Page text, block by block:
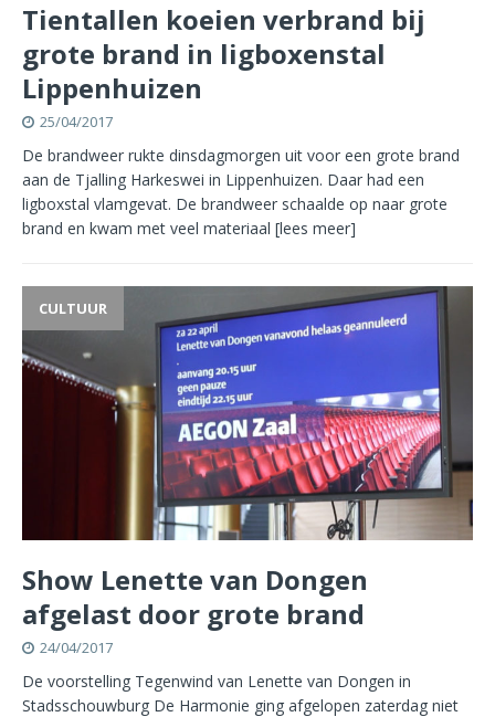
Tientallen koeien verbrand bij
grote brand in ligboxenstal
Lippenhuizen
25/04/2017
De brandweer rukte dinsdagmorgen uit voor een grote brand
aan de Tjalling Harkeswei in Lippenhuizen. Daar had een
ligboxstal vlamgevat. De brandweer schaalde op naar grote
brand en kwam met veel materiaal [lees meer]
CULTUUR
Show Lenette van Dongen
afgelast door grote brand
24/04/2017
De voorstelling Tegenwind van Lenette van Dongen in
Stadsschouwburg De Harmonie ging afgelopen zaterdag niet